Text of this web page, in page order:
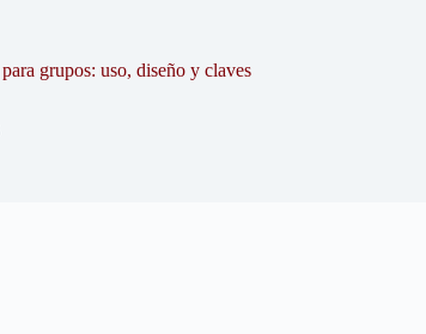
grupos: uso, diseño y claves